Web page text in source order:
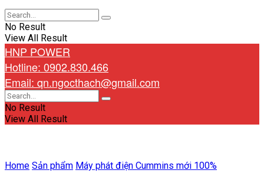
No Result
View All Result
HNP POWER
Hotline: 0902.830.466
Email: qn.ngocthach@gmail.com
No Result
View All Result
Home Sản phẩm Máy phát điện Cummins mới 100%